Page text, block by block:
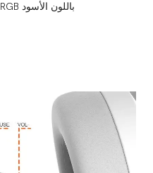
RGB باللون الأسود